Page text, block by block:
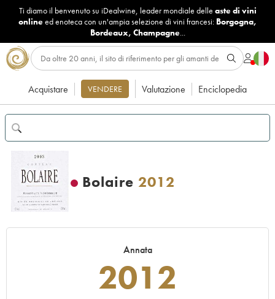
Ti diamo il benvenuto su iDealwine, leader mondiale delle aste di vini
onlineed enoteca con un'ampia selezione di vini francesi: Borgogna,
Bordeaux, Champagne...
Acquistare VENDERE Valutazione Enciclopedia
Bolaire 2012
Annata
2012